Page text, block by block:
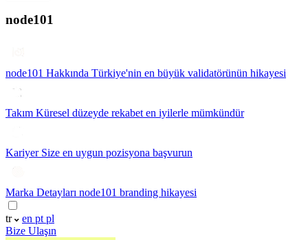
node101
node101 Hakkında Türkiye'nin en büyük validatörünün hikayesi
Takım Küresel düzeyde rekabet en iyilerle mümkündür
Kariyer Size en uygun pozisyona başvurun
Marka Detayları node101 branding hikayesi
tr en pt pl
Bize Ulaşın